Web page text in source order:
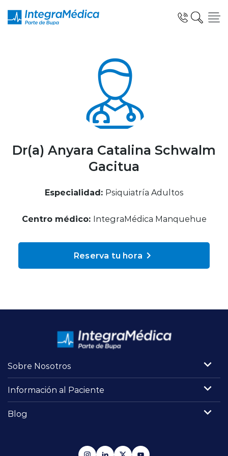
Especialidades y Servicios
Telemedicina Blua
Clínicas Dentales
Reserva de Horas
Mi Portal Bupa
Dr(a) Anyara Catalina Schwalm
Gacitua
Especialidad: Psiquiatría Adultos
Centro médico: IntegraMédica Manquehue
Reserva tu hora
Sobre Nosotros
Información al Paciente
Blog